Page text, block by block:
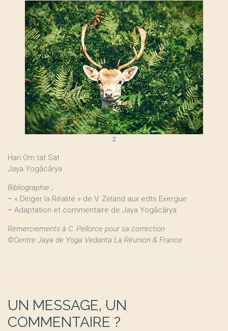
2
Hari Om tat Sat
Jaya Yogācārya
Bibliographie ;
– « Diriger la Réalité » de V. Zeland aux edts Exergue
– Adaptation et commentaire de Jaya Yogācārya
Remerciements à C. Pellorce pour sa correction
©Centre Jaya de Yoga Vedanta La Réunion & France
UN MESSAGE, UN
COMMENTAIRE ?